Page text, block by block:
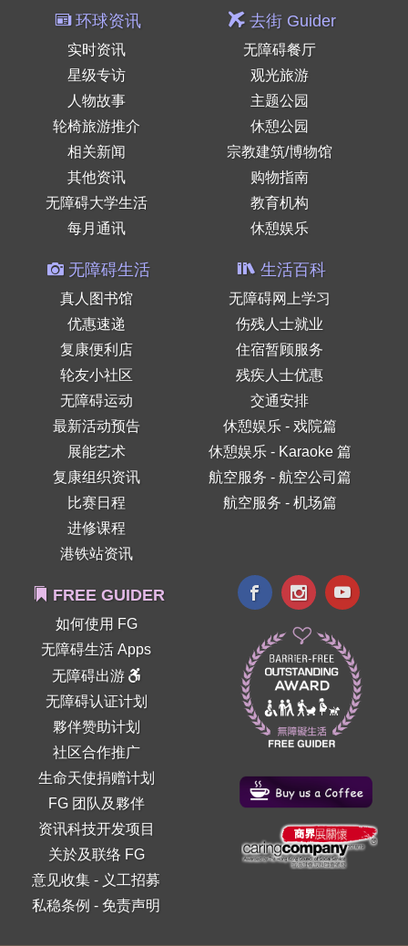
环球资讯
实时资讯
星级专访
人物故事
轮椅旅游推介
相关新闻
其他资讯
无障碍大学生活
每月通讯
去街 Guider
无障碍餐厅
观光旅游
主题公园
休憩公园
宗教建筑/博物馆
购物指南
教育机构
休憩娱乐
无障碍生活
真人图书馆
优惠速递
复康便利店
轮友小社区
无障碍运动
最新活动预告
展能艺术
复康组织资讯
比赛日程
进修课程
港铁站资讯
生活百科
无障碍网上学习
伤残人士就业
住宿暂顾服务
残疾人士优惠
交通安排
休憩娱乐 - 戏院篇
休憩娱乐 - Karaoke 篇
航空服务 - 航空公司篇
航空服务 - 机场篇
FREE GUIDER
如何使用 FG
无障碍生活 Apps
无障碍出游
无障碍认证计划
夥伴赞助计划
社区合作推广
生命天使捐赠计划
FG 团队及夥伴
资讯科技开发项目
关於及联络 FG
意见收集 - 义工招募
私稳条例 - 免责声明